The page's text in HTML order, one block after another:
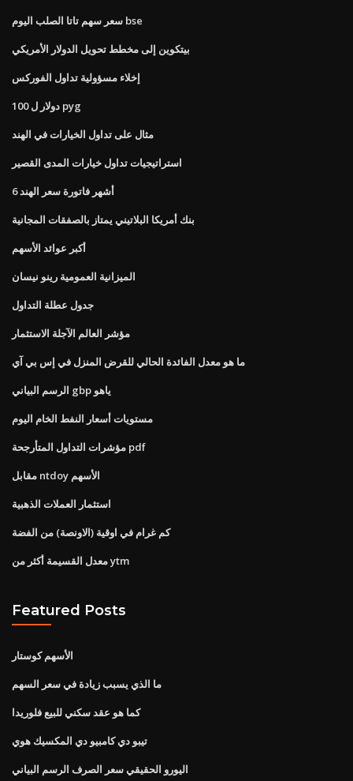
سعر سهم تاتا الصلب اليوم bse
بيتكوين إلى مخطط تحويل الدولار الأمريكي
إخلاء مسؤولية تداول الفوركس
100 دولار ل pyg
مثال على تداول الخيارات في الهند
استراتيجيات تداول خيارات المدى القصير
6 أشهر فاتورة سعر الهند
بنك أمريكا البلاتيني يمتاز بالصفقات المجانية
أكبر عوائد الأسهم
الميزانية العمومية رينو نيسان
جدول عطلة التداول
مؤشر العالم الآجلة الاستثمار
ما هو معدل الفائدة الحالي للقرض المنزل في إس بي آي
الرسم البياني gbp ياهو
مستويات أسعار النفط الخام اليوم
مؤشرات التداول المتأرجحة pdf
مقابل ntdoy الأسهم
استثمار العملات الذهبية
كم غرام في اوقية (الاونصة) من الفضة
معدل القسيمة أكثر من ytm
Featured Posts
الأسهم كوستار
ما الذي يسبب زيادة في سعر السهم
كما هو عقد سكني للبيع فلوريدا
تيبو دي كامبيو دي المكسيك هوي
اليورو الحقيقي سعر الصرف الرسم البياني